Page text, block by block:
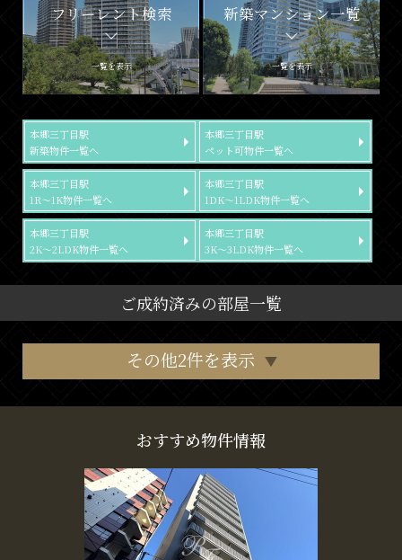
フリーレント検索
一覧を表示
新築マンション一覧
一覧を表示
本郷三丁目駅
新築物件一覧へ
本郷三丁目駅
ペット可物件一覧へ
本郷三丁目駅
1R～1K物件一覧へ
本郷三丁目駅
1DK～1LDK物件一覧へ
本郷三丁目駅
2K～2LDK物件一覧へ
本郷三丁目駅
3K～3LDK物件一覧へ
ご成約済みの部屋一覧
その他2件を表示
おすすめ物件情報